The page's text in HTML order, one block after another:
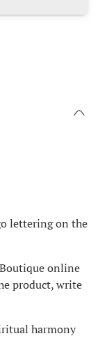
lettering on the
online
product, write
harmony